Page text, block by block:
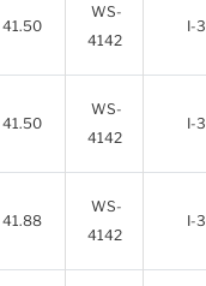
41.50
WS-
4142
I-
41.50
WS-
4142
I-
41.88
WS-
4142
I-